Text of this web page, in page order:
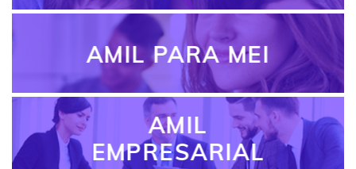
AMIL PARA MEI
AMIL
EMPRESARIAL